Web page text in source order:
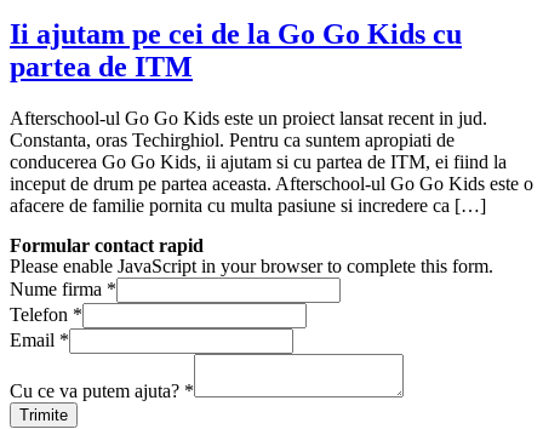
Ii ajutam pe cei de la Go Go Kids cu
partea de ITM
Afterschool-ul Go Go Kids este un proiect lansat recent in jud.
Constanta, oras Techirghiol. Pentru ca suntem apropiati de
conducerea Go Go Kids, ii ajutam si cu partea de ITM, ei fiind la
inceput de drum pe partea aceasta. Afterschool-ul Go Go Kids este o
afacere de familie pornita cu multa pasiune si incredere ca […]
Formular contact rapid
Please enable JavaScript in your browser to complete this form.
Nume firma *
Telefon *
Email *
Cu ce va putem ajuta? *
Trimite